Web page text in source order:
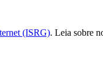
(ISRG). Leia sobre